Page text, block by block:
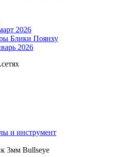
и инструмент
3мм Bullseye